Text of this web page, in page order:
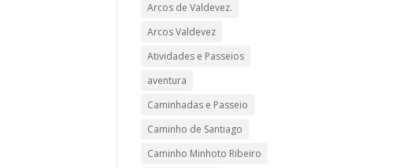
Arcos de Valdevez.
Arcos Valdevez
Atividades e Passeios
aventura
Caminhadas e Passeio
Caminho de Santiago
Caminho Minhoto Ribeiro